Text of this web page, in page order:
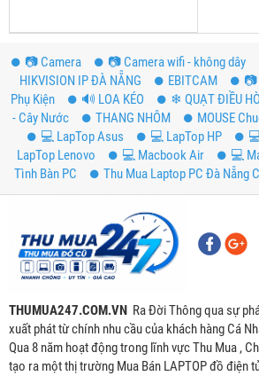
📷 Camera 📷 Camera wifi - không dây
HIKVISION IP ĐÀ NẴNG
EBITCAM 📷
Phụ Kiện
🔊 LOA KÉO ❄ QUẠT ĐIỀU
- Cây Nước
THANG NHÔM MOUSE
💻 LapTop Asus
💻 LapTop HP
LapTop Lenovo
💻 Macbook Air 💻
Tình Bàn PC
Thu Mua Laptop PC Đà Nẵng
THUMUA247.COM.VN Ra Đời Thông qua sự
xuất phát từ chính nhu cầu của khách hàng Cá
Qua 8 năm hoạt động trong lĩnh vực Thu Mua ,
tạo ra một thị trường Mua Bán LAPTOP đồ điện